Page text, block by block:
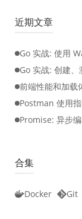
近期文章
Go 实战: 使用
Go 实战: 创建
前端性能和加载
Postman 使用
Promise: 异步
合集
Docker Git